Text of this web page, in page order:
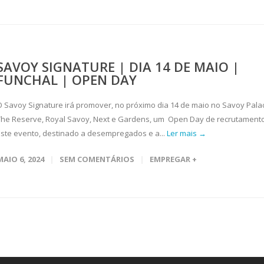
SIGNATURE | DIA 14 DE MAIO |
| OPEN DAY
Savoy Signature irá promover, no próximo dia 14 de maio no Savoy
Reserve, Royal Savoy, Next e Gardens, um Open Day de
evento, destinado a desempregados e a... Ler mais →
6, 2024 SEM COMENTÁRIOS EMPREGAR +